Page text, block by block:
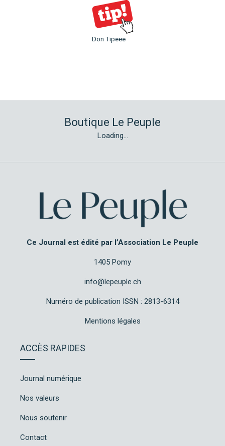
Don Tipeee
Boutique Le Peuple
Loading...
Ce Journal est édité par l’Association Le Peuple
1405 Pomy
info@lepeuple.ch
Numéro de publication ISSN : 2813-6314
Mentions légales
ACCÈS RAPIDES
Journal numérique
Nos valeurs
Nous soutenir
Contact